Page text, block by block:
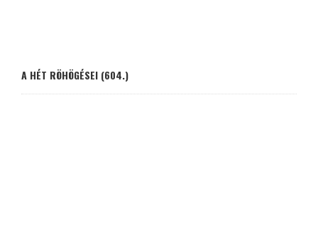
A HÉT RÖHÖGÉSEI (604.)